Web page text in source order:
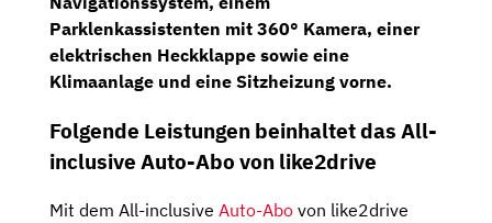
Parklenkassistenten mit 360° Kamera, einer
elektrischen Heckklappe sowie eine
Klimaanlage und eine Sitzheizung vorne.
Folgende Leistungen beinhaltet das All-
inclusive Auto-Abo von like2drive
Mit dem All-inclusive Auto-Abo von like2drive